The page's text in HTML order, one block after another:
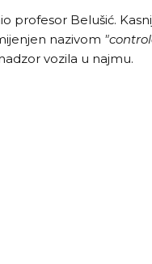
profesor Belušić.
nazivom
vozila u najmu.